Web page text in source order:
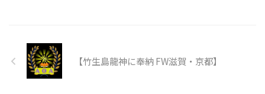
【竹生島龍神に奉納 FW滋賀・京都】